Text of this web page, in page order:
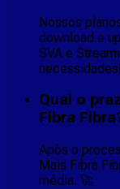
Nossos
download e
SVA e
necessidades!
Qual o
Fibra
Após o
Mais Fibra
média. 🚀